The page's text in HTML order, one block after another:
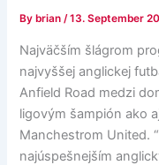
By brian/13. September
Najväčším šlágrom
najvyššej anglickej
Anfield Road medzi
ligovým šampión ako
Manchestrom United.
najúspešnejším